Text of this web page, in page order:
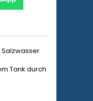
Tank durch